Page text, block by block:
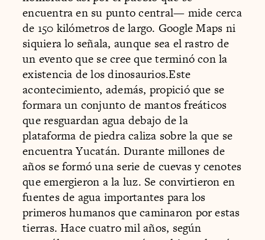
encuentra en su punto central— mide cerca
de 150 kilómetros de largo. Google Maps ni
siquiera lo señala, aunque sea el rastro de
un evento que se cree que terminó con la
existencia de los dinosaurios.Este
acontecimiento, además, propició que se
formara un conjunto de mantos freáticos
que resguardan agua debajo de la
plataforma de piedra caliza sobre la que se
encuentra Yucatán. Durante millones de
años se formó una serie de cuevas y cenotes
que emergieron a la luz. Se convirtieron en
fuentes de agua importantes para los
primeros humanos que caminaron por estas
tierras. Hace cuatro mil años, según